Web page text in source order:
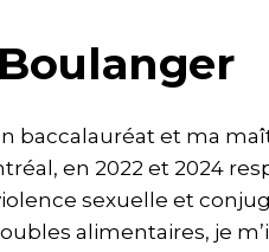
baccalauréat et ma
en 2022 et 2024
sexuelle et
alimentaires, je